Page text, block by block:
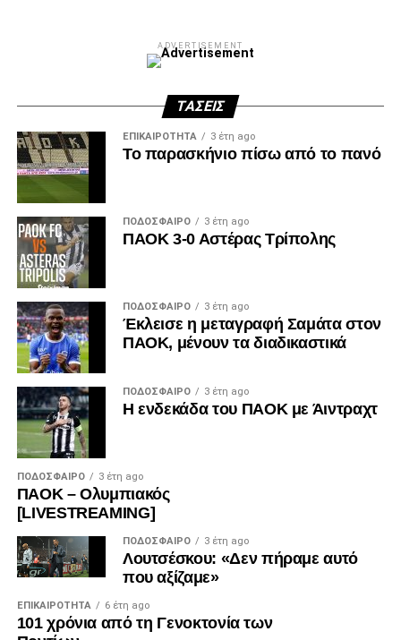
ADVERTISEMENT
ΤΆΣΕΙΣ
ΕΠΙΚΑΙΡΌΤΗΤΑ 3 έτη ago
Το παρασκήνιο πίσω από το πανό
ΠΟΔΌΣΦΑΙΡΟ 3 έτη ago
ΠΑΟΚ 3-0 Αστέρας Τρίπολης
ΠΟΔΌΣΦΑΙΡΟ 3 έτη ago
Έκλεισε η μεταγραφή Σαμάτα στον
ΠΑΟΚ, μένουν τα διαδικαστικά
ΠΟΔΌΣΦΑΙΡΟ 3 έτη ago
Η ενδεκάδα του ΠΑΟΚ με Άιντραχτ
ΠΟΔΌΣΦΑΙΡΟ 3 έτη ago
ΠΑΟΚ – Ολυμπιακός
[LIVESTREAMING]
ΠΟΔΌΣΦΑΙΡΟ 3 έτη ago
Λουτσέσκου: «Δεν πήραμε αυτό
που αξίζαμε»
ΕΠΙΚΑΙΡΌΤΗΤΑ 6 έτη ago
101 χρόνια από τη Γενοκτονία των